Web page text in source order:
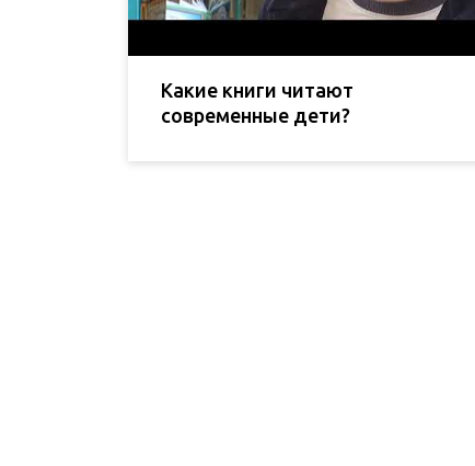
Какие книги читают
современные дети?